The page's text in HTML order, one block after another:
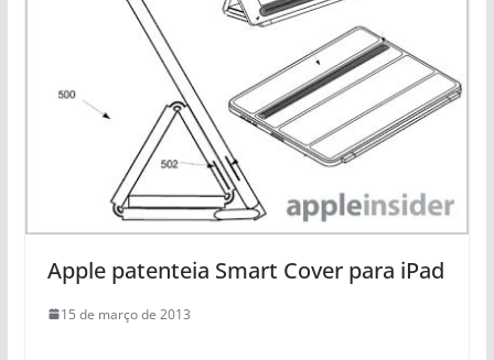
Apple patenteia Smart Cover para iPad
15 de março de 2013